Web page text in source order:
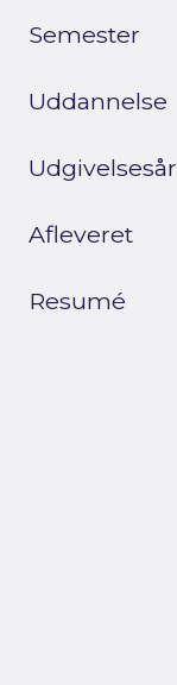
Semester
Uddannelse
Udgivelsesår
Afleveret
Resumé